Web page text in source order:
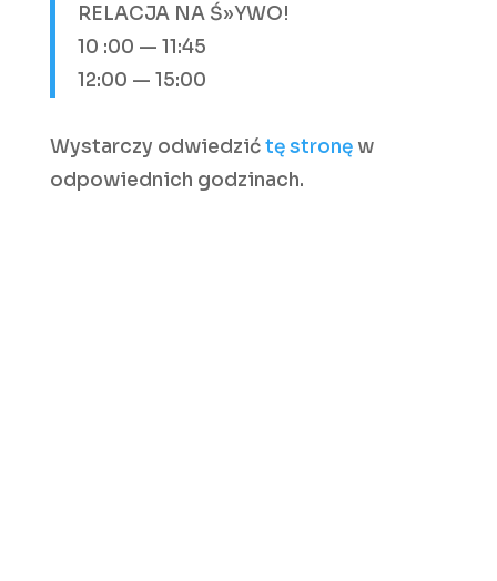
RELACJA NA Ś»YWO!
10 :00 — 11:45
12:00 — 15:00
Wystarczy odwiedzićtę stronęw
odpowiednich godzinach.